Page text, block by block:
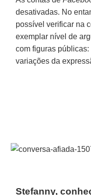
desativadas. No
possível verificar na
exemplar nível de
com figuras
variações da
Stefanny,